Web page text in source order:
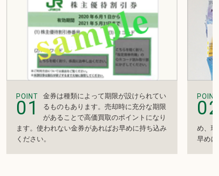
POINT
01
金券は種類によって期限が設けられてい
るものもあります。売却時に充分な期限
があることで高価買取のポイントになり
ます。使われない金券があればお早めに持ち込み
ください。
POINT
め、
早め